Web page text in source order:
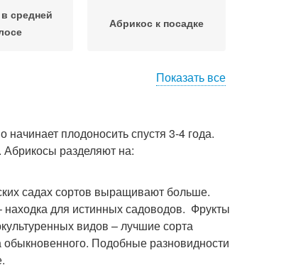
средней
Абрикос к посадке
Абрикос для осенней
Показать все
плодоносить спустя 3-4 года.
разделяют на:
садах сортов выращивают больше.
для истинных садоводов. Фрукты
видов – лучшие сорта
Подобные разновидности